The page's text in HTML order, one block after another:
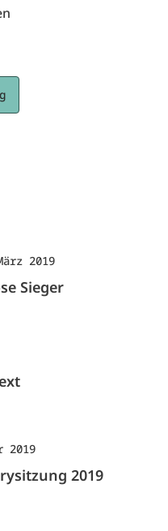
2019
Sieger
2019
2019